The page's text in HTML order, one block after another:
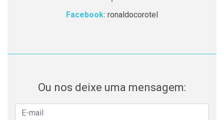
Facebook: ronaldocorotel
Ou nos deixe uma mensagem: